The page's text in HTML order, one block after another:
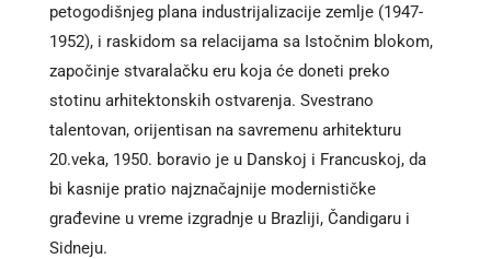
petogodišnjeg plana industrijalizacije zemlje (1947-
1952), i raskidom sa relacijama sa Istočnim blokom,
započinje stvaralačku eru koja će doneti preko
stotinu arhitektonskih ostvarenja. Svestrano
talentovan, orijentisan na savremenu arhitekturu
20.veka, 1950. boravio je u Danskoj i Francuskoj, da
bi kasnije pratio najznačajnije modernističke
građevine u vreme izgradnje u Brazliji, Čandigaru i
Sidneju.